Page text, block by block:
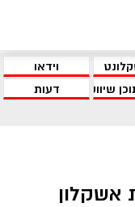
וידאו
שיווקי
דעות
אשקלון